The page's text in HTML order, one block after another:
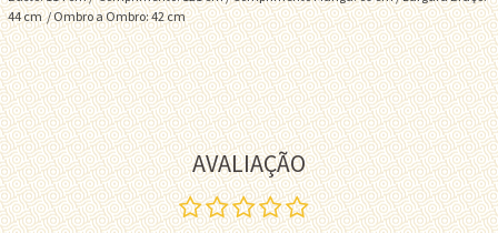
44 cm / Ombro a Ombro: 42 cm
AVALIAÇÃO